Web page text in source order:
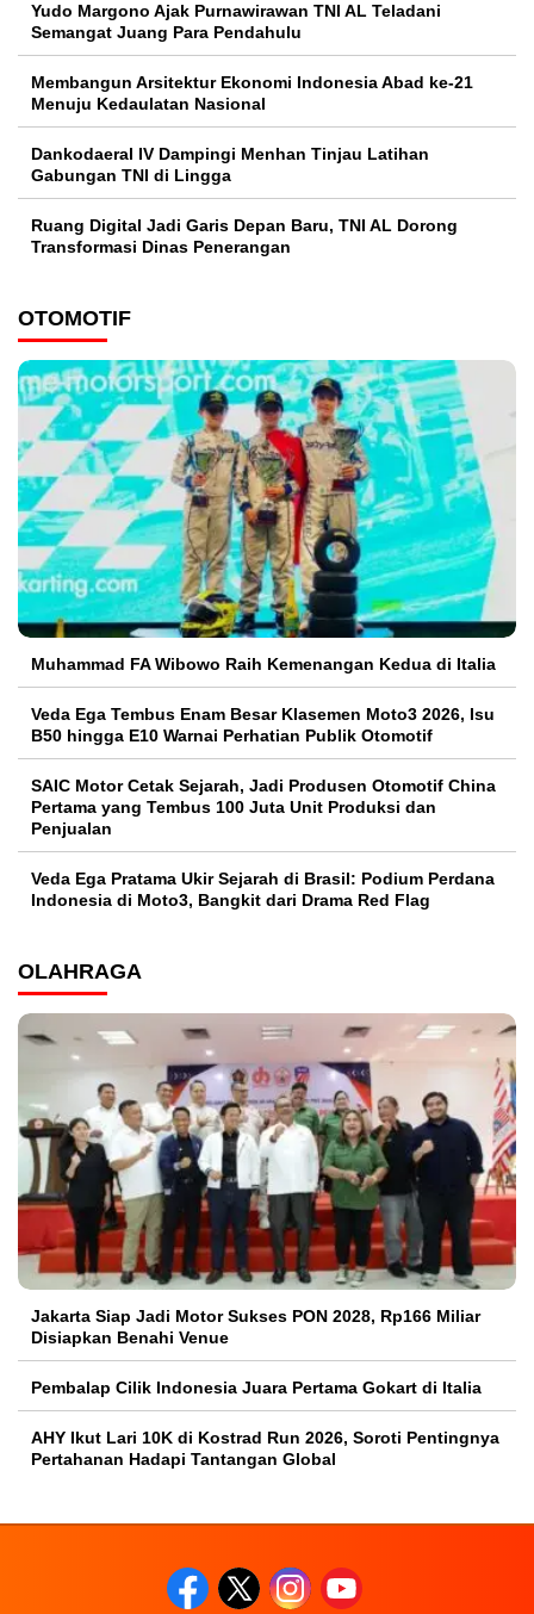
Yudo Margono Ajak Purnawirawan TNI AL Teladani
Semangat Juang Para Pendahulu
Membangun Arsitektur Ekonomi Indonesia Abad ke-21
Menuju Kedaulatan Nasional
Dankodaeral IV Dampingi Menhan Tinjau Latihan
Gabungan TNI di Lingga
Ruang Digital Jadi Garis Depan Baru, TNI AL Dorong
Transformasi Dinas Penerangan
OTOMOTIF
Muhammad FA Wibowo Raih Kemenangan Kedua di Italia
Veda Ega Tembus Enam Besar Klasemen Moto3 2026, Isu
B50 hingga E10 Warnai Perhatian Publik Otomotif
SAIC Motor Cetak Sejarah, Jadi Produsen Otomotif China
Pertama yang Tembus 100 Juta Unit Produksi dan
Penjualan
Veda Ega Pratama Ukir Sejarah di Brasil: Podium Perdana
Indonesia di Moto3, Bangkit dari Drama Red Flag
OLAHRAGA
Jakarta Siap Jadi Motor Sukses PON 2028, Rp166 Miliar
Disiapkan Benahi Venue
Pembalap Cilik Indonesia Juara Pertama Gokart di Italia
AHY Ikut Lari 10K di Kostrad Run 2026, Soroti Pentingnya
Pertahanan Hadapi Tantangan Global